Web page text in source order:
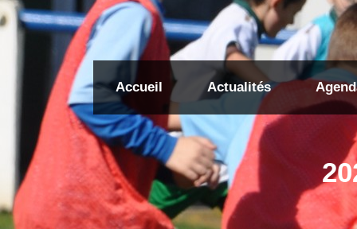
Accueil Actualités